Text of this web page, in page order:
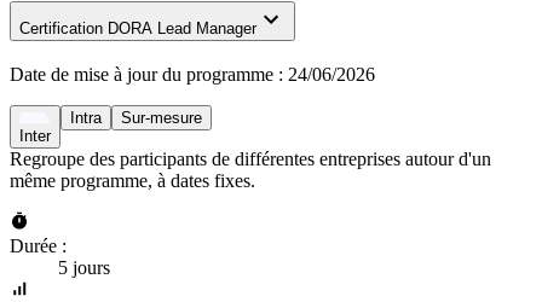
Certification DORA Lead Manager
Date de mise à jour du programme : 24/06/2026
Inter
Intra Sur-mesure
Regroupe des participants de différentes entreprises autour d'un
même programme, à dates fixes.
Durée :
5 jours